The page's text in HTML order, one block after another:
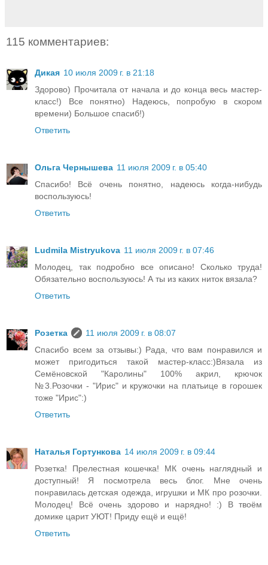
115 комментариев:
Дикая 10 июля 2009 г. в 21:18
Здорово) Прочитала от начала и до конца весь мастер-
класс!) Все понятно) Надеюсь, попробую в скором
времени) Большое спасиб!)
Ответить
Ольга Чернышева 11 июля 2009 г. в 05:40
Спасибо! Всё очень понятно, надеюсь когда-нибудь
воспользуюсь!
Ответить
Ludmila Mistryukova 11 июля 2009 г. в 07:46
Молодец, так подробно все описано! Сколько труда!
Обязательно воспользуюсь! А ты из каких ниток вязала?
Ответить
Розетка
11 июля 2009 г. в 08:07
Спасибо всем за отзывы:) Рада, что вам понравился и
может пригодиться такой мастер-класс:)Вязала из
Семёновской "Каролины" 100% акрил, крючок
№3.Розочки - "Ирис" и кружочки на платьице в горошек
тоже "Ирис":)
Ответить
Наталья Гортункова 14 июля 2009 г. в 09:44
Розетка! Прелестная кошечка! МК очень наглядный и
доступный! Я посмотрела весь блог. Мне очень
понравилась детская одежда, игрушки и МК про розочки.
Молодец! Всё очень здорово и нарядно! :) В твоём
домике царит УЮТ! Приду ещё и ещё!
Ответить